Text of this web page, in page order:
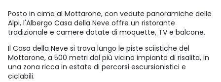
Posto in cima al Mottarone, con vedute panoramiche delle
Alpi, l'Albergo Casa della Neve offre un ristorante
tradizionale e camere dotate di moquette, TV e balcone.
Il Casa della Neve si trova lungo le piste sciistiche del
Mottarone, a 500 metri dal più vicino impianto di risalita, in
una zona ricca in estate di percorsi escursionistici e
ciclabili.